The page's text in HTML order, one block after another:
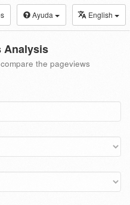
Ayuda English
Analysis
the pageviews